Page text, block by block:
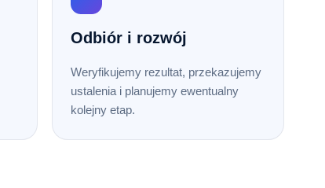
Odbiór i rozwój
Weryfikujemy rezultat, przekazujemy
ustalenia i planujemy ewentualny
kolejny etap.